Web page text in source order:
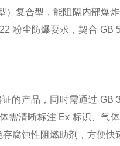
）复合型，能阻隔内部爆
粉尘防爆要求，契合
的产品，同时需通过
需清晰标注 Ex 标识、气
腐蚀性阻燃助剂，方便快